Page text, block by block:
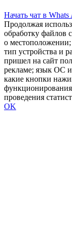
Начать чат в Whats
Продолжая
обработку файлов
о
тип устройства и
пришел на сайт
рекламе; язык ОС и
какие кнопки
функционирования
проведения
OK